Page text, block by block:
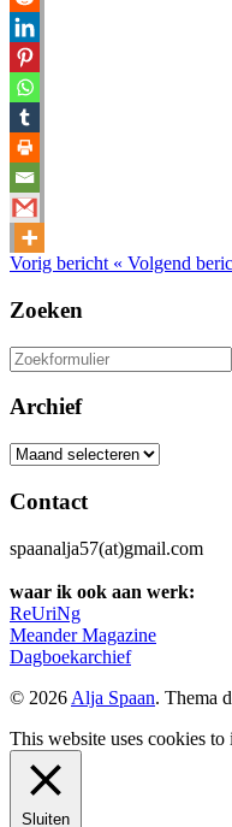
Vorig bericht « Volgend
Zoeken
Zoeken
naar:
Archief
Archief
Contact
spaanalja57(at)gmail.com
waar ik ook aan werk:
ReUriNg
Meander Magazine
Dagboekarchief
© 2026 Alja Spaan. Thema
This website uses cookies
Sluiten